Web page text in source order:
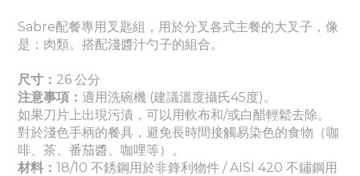
Sabre配餐專用叉匙組，用於分叉各式主餐的大叉子，像
是：肉類。搭配淺醬汁勺子的組合。
尺寸： 26 公分
注意事項： 適用洗碗機 (建議溫度攝氏45度)。
如果刀片上出現污漬，可以用軟布和/或白醋輕鬆去除。
對於淺色手柄的餐具，避免長時間接觸易染色的食物（咖
啡、茶、番茄醬、咖哩等）。
材料： 18/10 不銹鋼用於非鋒利物件 / AISI 420 不鏽鋼用